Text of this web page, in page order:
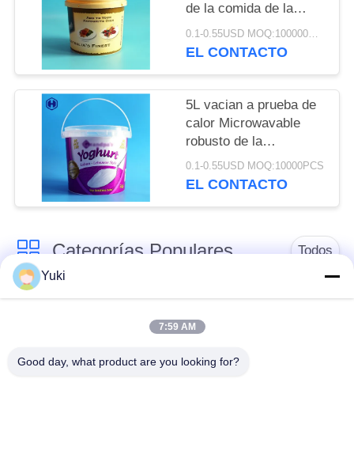
SITIO
POLÍTICA
DE
PRIVACIDAD
de la comida de la
especia del cubo del
Bbq IML debajo de
0.1-0.55USD MOQ:100000PCS
EL CONTACTO
5L vacian a prueba de
calor Microwavable
robusto de la
capacidad grande del
cubo de IML
0.1-0.55USD MOQ:10000PCS
EL CONTACTO
Categorías Populares Todos
Tarro del envase de
Tarro plástico de la
especia
Tarro plástico del
El ANIMAL
Yuki
7:59 AM
Good day, what product are you looking for?